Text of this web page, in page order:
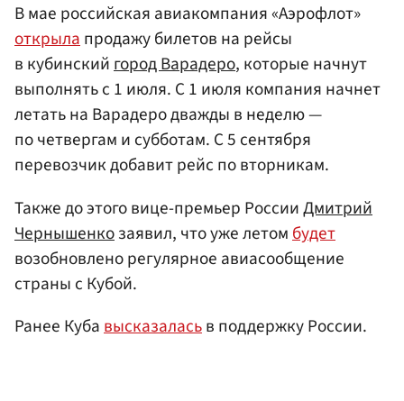
В мае российская авиакомпания «Аэрофлот»
открылапродажу билетов на рейсы
в кубинскийгород Варадеро, которые начнут
выполнять с 1 июля. С 1 июля компания начнет
летать на Варадеро дважды в неделю —
по четвергам и субботам. С 5 сентября
перевозчик добавит рейс по вторникам.
Также до этого вице-премьер РоссииДмитрий
Чернышенкозаявил, что уже летом будет
возобновлено регулярное авиасообщение
страны с Кубой.
Ранее Кубавысказаласьв поддержку России.